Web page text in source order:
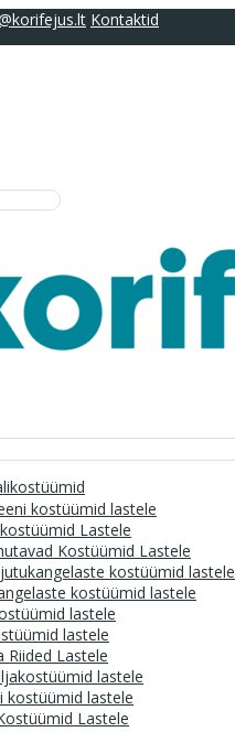
Kontaktid
kostüümid lastele
Lastele
Kostüümid Lastele
kostüümid lastele
kostüümid lastele
lastele
lastele
Riided Lastele
lastele
kostüümid lastele
Lastele